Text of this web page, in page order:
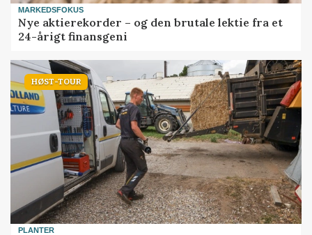
MARKEDSFOKUS
Nye aktierekorder – og den brutale lektie fra et
24-årigt finansgeni
HØST-TOUR
PLANTER